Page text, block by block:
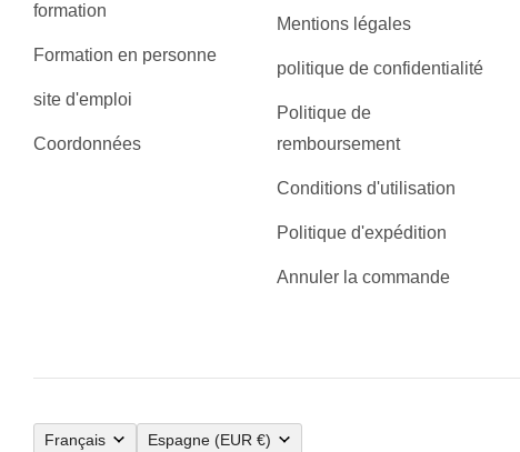
formation
Formation en personne
site d'emploi
Coordonnées
Mentions légales
politique de confidentialité
Politique de
remboursement
Conditions d'utilisation
Politique d'expédition
Annuler la commande
Français Espagne (EUR €)